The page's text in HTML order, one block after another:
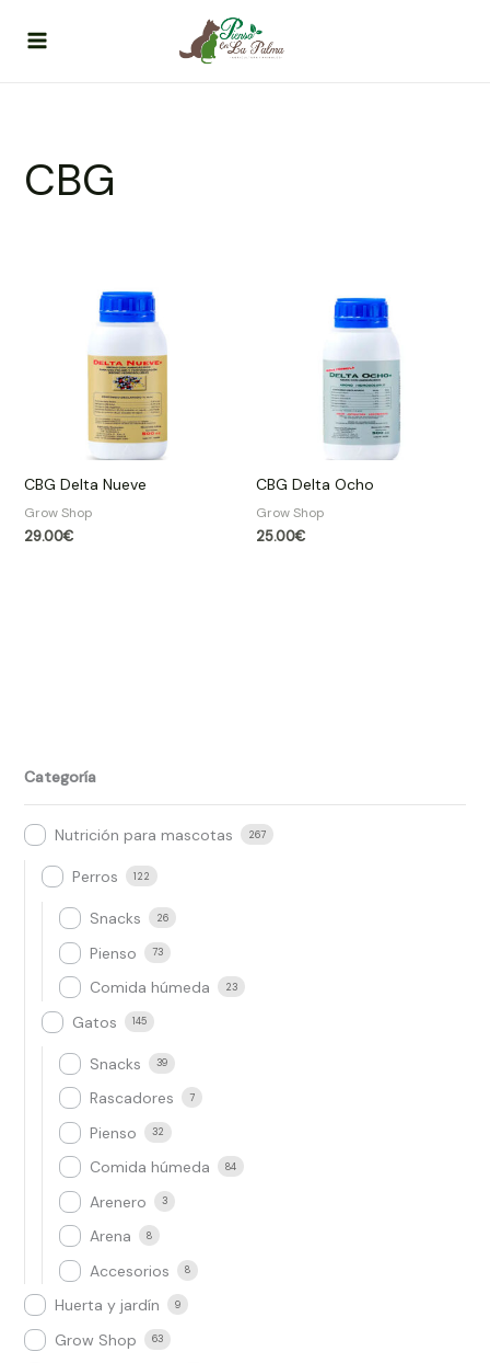
CBG
CBG Delta Nueve
Grow Shop​
29.00€
CBG Delta Ocho
Grow Shop​
25.00€
Categoría
Nutrición para mascotas 267
Perros 122
Snacks 26
Pienso 73
Comida húmeda 23
Gatos 145
Snacks 39
Rascadores 7
Pienso 32
Comida húmeda 84
Arenero 3
Arena 8
Accesorios 8
Huerta y jardín 9
Grow Shop​ 63